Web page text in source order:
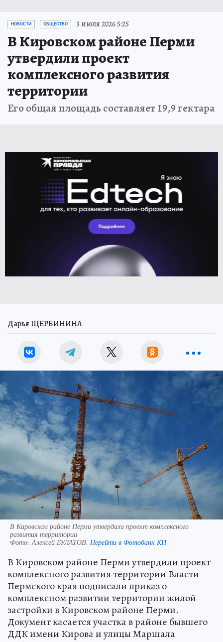
НОВОСТИ ОБЩЕСТВО 3 июля 2026 5:25
В Кировском районе Перми
утвердили проект
комплексного развития
территории
Его общая площадь составляет 19,9 гектара
Дарья ЩЕРБИНИНА
В Кировском районе Перми утвердили проект комплексного
развития территории
Фото: Алексей БУЛАТОВ. Перейти в Фотобанк КП
В Кировском районе Перми утвердили проект
комплексного развития территории Власти
Пермского края подписали приказ о
комплексном развитии территории жилой
застройки в Кировском районе Перми.
Документ касается участка в районе бывшего
ДДК имени Кирова и улицы Маршала